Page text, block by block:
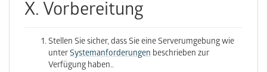
X. Vorbereitung
Stellen Sie sicher, dass Sie eine Serverumgebung wie
unterSystemanforderungen beschrieben zur
Verfügung haben..